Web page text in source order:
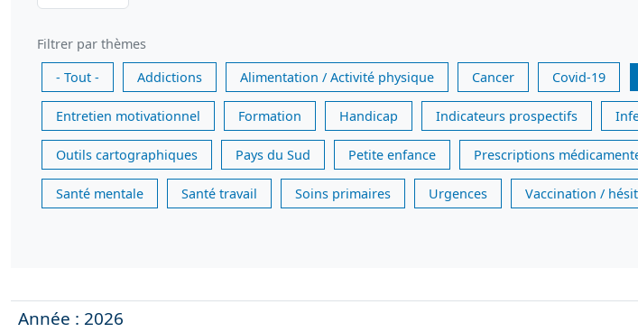
Filtrer par thèmes
- Tout -
Addictions Alimentation / Activité physique Cancer Covid-19
Entretien motivationnel Formation Handicap Indicateurs prospectifs
Outils cartographiques Pays du Sud Petite enfance Prescriptions
Santé mentale Santé travail Soins primaires Urgences Vaccination /
Année : 2026